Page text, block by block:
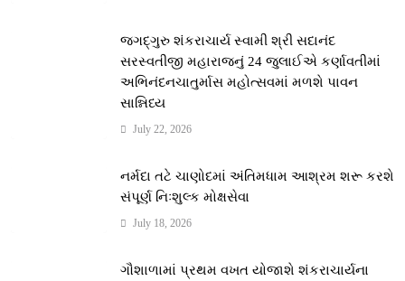
જગદ્ગુરુ શંકરાચાર્ય સ્વામી શ્રી સદાનંદ
સરસ્વતીજી મહારાજનું 24 જુલાઈએ કર્ણાવતીમાં
અભિનંદનચાતુર્માસ મહોત્સવમાં મળશે પાવન
સાન્નિધ્ય
July 22, 2026
નર્મદા તટે ચાણોદમાં અંતિમધામ આશ્રમ શરૂ કરશે
સંપૂર્ણ નિઃશુલ્ક મોક્ષસેવા
July 18, 2026
ગૌશાળામાં પ્રથમ વખત યોજાશે શંકરાચાર્યના